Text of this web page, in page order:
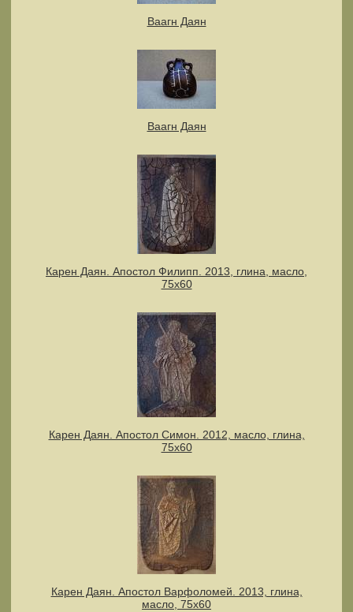
Ваагн Даян
Ваагн Даян
Карен Даян. Апостол Филипп. 2013, глина, масло,
75х60
Карен Даян. Апостол Симон. 2012, масло, глина,
75x60
Карен Даян. Апостол Варфоломей. 2013, глина,
масло, 75х60